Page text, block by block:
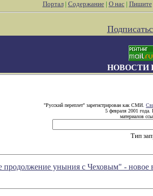
Портал| Содержание| О нас| Пишите
НОВОСТИ
"Русский переплет" зарегистрирован как СМИ.
5 февраля 2001 года.
материалов
Тип
продолжение уныния с Чеховым" -